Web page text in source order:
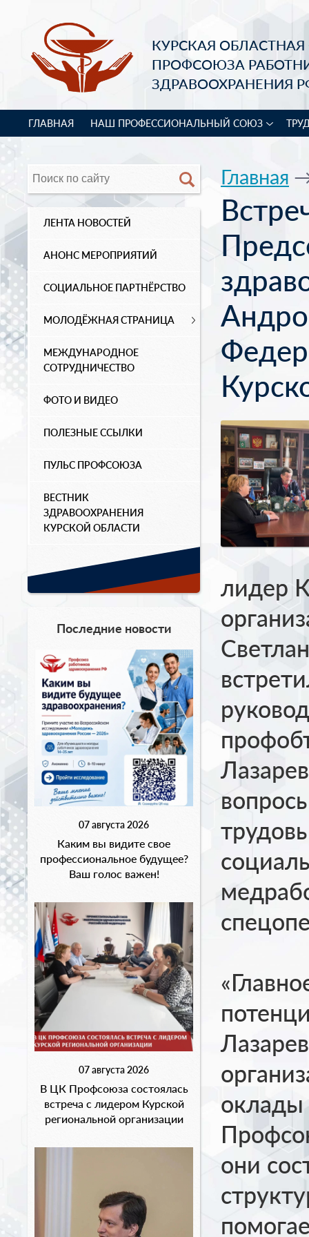
КУРСКАЯ
ПРОФСОЮЗА
ЗДРАВООХРАНЕНИЯ
ГЛАВНАЯ НАШ ПРОФЕССИОНАЛЬНЫЙ СОЮЗ
ЛЕНТА НОВОСТЕЙ
АНОНС МЕРОПРИЯТИЙ
СОЦИАЛЬНОЕ ПАРТНЁРСТВО
МОЛОДЁЖНАЯ СТРАНИЦА
МЕЖДУНАРОДНОЕ
СОТРУДНИЧЕСТВО
ФОТО И ВИДЕО
ПОЛЕЗНЫЕ ССЫЛКИ
ПУЛЬС ПРОФСОЮЗА
ВЕСТНИК
ЗДРАВООХРАНЕНИЯ
КУРСКОЙ ОБЛАСТИ
Последние новости
07 августа 2026
Каким вы видите свое
профессиональное будущее?
Ваш голос важен!
07 августа 2026
В ЦК Профсоюза состоялась
встреча с лидером Курской
региональной организации
Главная
лидер
они